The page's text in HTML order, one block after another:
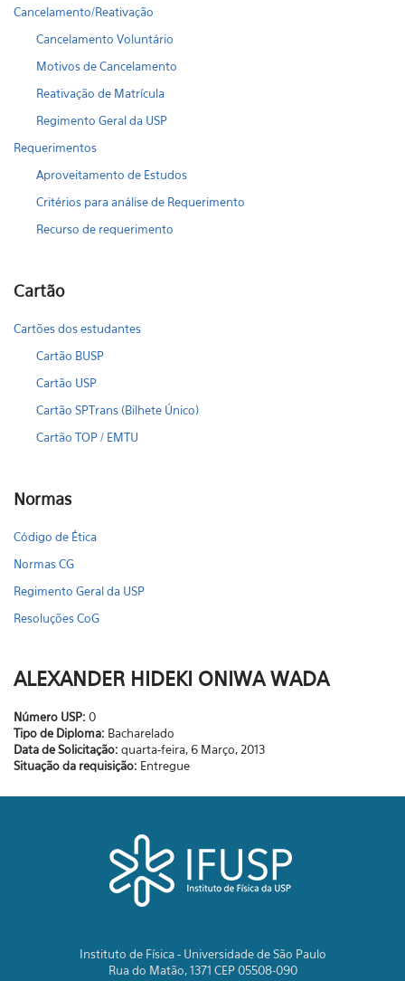
Cancelamento/Reativação
Cancelamento Voluntário
Motivos de Cancelamento
Reativação de Matrícula
Regimento Geral da USP
Requerimentos
Aproveitamento de Estudos
Critérios para análise de Requerimento
Recurso de requerimento
Cartão
Cartões dos estudantes
Cartão BUSP
Cartão USP
Cartão SPTrans (Bilhete Único)
Cartão TOP / EMTU
Normas
Código de Ética
Normas CG
Regimento Geral da USP
Resoluções CoG
ALEXANDER HIDEKI ONIWA WADA
Número USP: 0
Tipo de Diploma: Bacharelado
Data de Solicitação: quarta-feira, 6 Março, 2013
Situação da requisição: Entregue
Instituto de Física - Universidade de São Paulo
Rua do Matão, 1371 CEP 05508-090